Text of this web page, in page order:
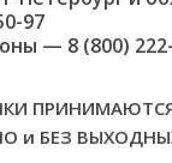
97
— 8 (800)
и БЕЗ